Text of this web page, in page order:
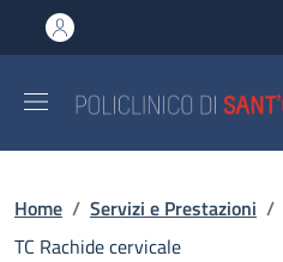
al contenuto principale
to footer content
Briciole di pane
Home / Servizi e Prestazioni /
TC Rachide cervicale